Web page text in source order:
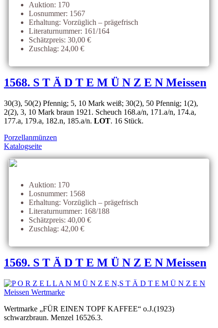
Auktion: 170
Losnummer: 1567
Erhaltung: Vorzüglich – prägefrisch
Literaturnummer: 161/164
Schätzpreis: 30,00 €
Zuschlag: 24,00 €
1568. S T Ä D T E M Ü N Z E N Meissen
30(3), 50(2) Pfennig; 5, 10 Mark weiß; 30(2), 50 Pfennig; 1(2),
2(2), 3, 10 Mark braun 1921. Scheuch 168.a/n, 171.a/n, 174.a,
177.a, 179.a, 182.n, 185.a/n. LOT. 16 Stück.
Porzellanmünzen
Katalogseite
Auktion: 170
Losnummer: 1568
Erhaltung: Vorzüglich – prägefrisch
Literaturnummer: 168/188
Schätzpreis: 40,00 €
Zuschlag: 42,00 €
1569. S T Ä D T E M Ü N Z E N Meissen
Wertmarke „FÜR EINEN TOPF KAFFEE“ o.J.(1923)
schwarzbraun. Menzel 16526.3.